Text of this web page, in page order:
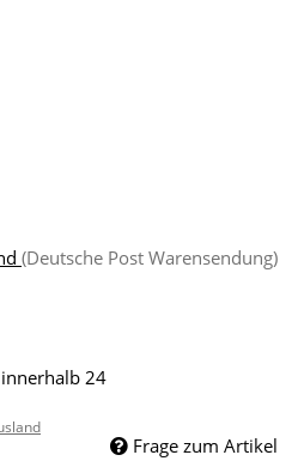
(Deutsche Post Warensendung)
24
Frage zum Artikel